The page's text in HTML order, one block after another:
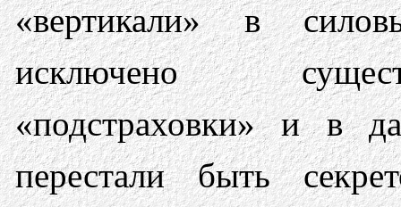
«вертикали» в
исключено
«подстраховки» и в
перестали быть